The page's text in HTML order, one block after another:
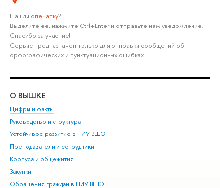
Нашли опечатку?
Выделите её, нажмите Ctrl+Enter и отправьте нам уведомление.
Спасибо за участие!
Сервис предназначен только для отправки сообщений об
орфографических и пунктуационных ошибках.
О ВЫШКЕ
Цифры и факты
Руководство и структура
Устойчивое развитие в НИУ ВШЭ
Преподаватели и сотрудники
Корпуса и общежития
Закупки
Обращения граждан в НИУ ВШЭ